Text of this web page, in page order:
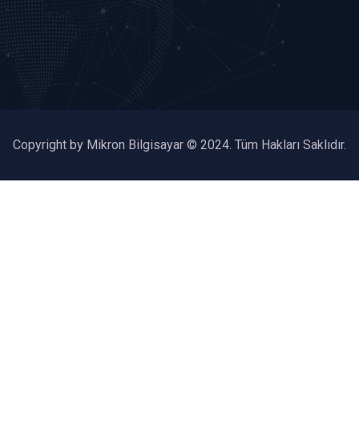
Copyright by Mikron Bilgisayar © 2024. Tüm Hakları Saklıdır.